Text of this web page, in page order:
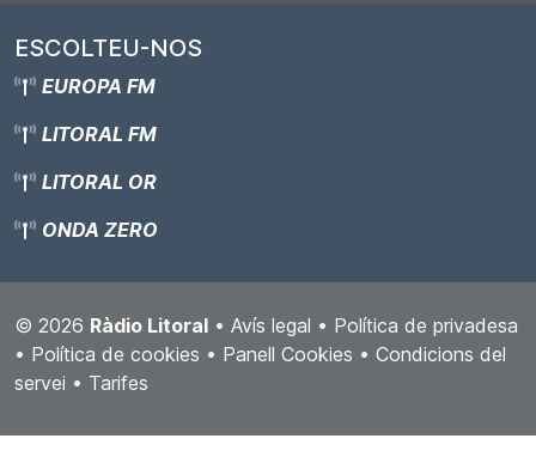
ESCOLTEU-NOS
EUROPA FM
LITORAL FM
LITORAL OR
ONDA ZERO
© 2026 Ràdio Litoral • Avís legal • Política de privadesa
• Política de cookies • Panell Cookies • Condicions del
servei • Tarifes